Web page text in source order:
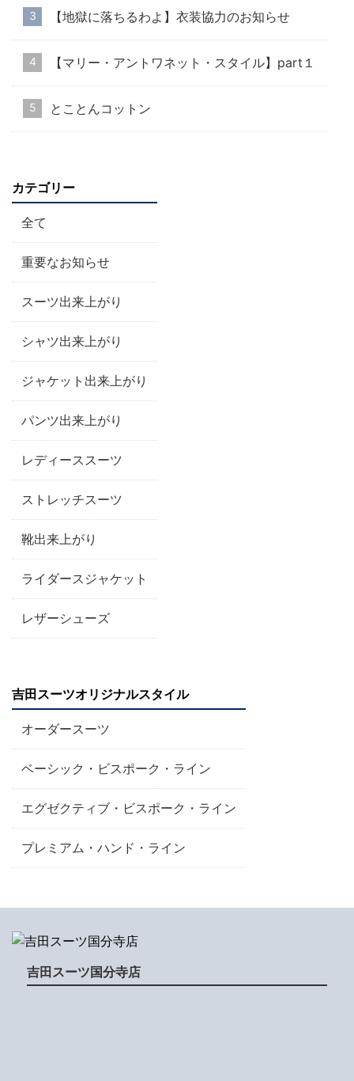
【地獄に落ちるわよ】衣装協力のお知らせ
【マリー・アントワネット・スタイル】part１
とことんコットン
カテゴリー
全て
重要なお知らせ
スーツ出来上がり
シャツ出来上がり
ジャケット出来上がり
パンツ出来上がり
レディーススーツ
ストレッチスーツ
靴出来上がり
ライダースジャケット
レザーシューズ
吉田スーツオリジナルスタイル
オーダースーツ
ベーシック・ビスポーク・ライン
エグゼクティブ・ビスポーク・ライン
プレミアム・ハンド・ライン
吉田スーツ国分寺店